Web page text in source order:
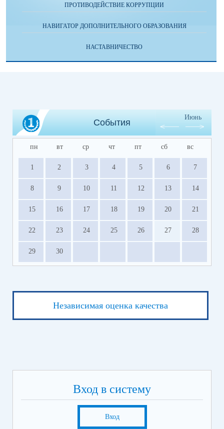
ПРОТИВОДЕЙСТВИЕ КОРРУПЦИИ
НАВИГАТОР ДОПОЛНИТЕЛЬНОГО ОБРАЗОВАНИЯ
НАСТАВНИЧЕСТВО
События
Июнь
пн вт ср чт пт сб вс
1 2 3 4 5 6 7
8 9 10 11 12 13 14
15 16 17 18 19 20 21
22 23 24 25 26 27 28
29 30
Независимая оценка качества
Вход в систему
Вход